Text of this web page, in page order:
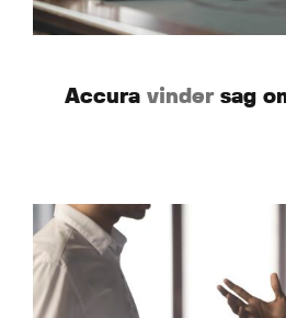
Accura vindersag